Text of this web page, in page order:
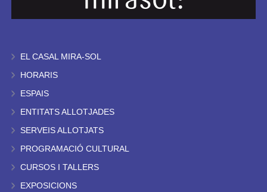
EL CASAL MIRA-SOL
HORARIS
ESPAIS
ENTITATS ALLOTJADES
SERVEIS ALLOTJATS
PROGRAMACIÓ CULTURAL
CURSOS I TALLERS
EXPOSICIONS